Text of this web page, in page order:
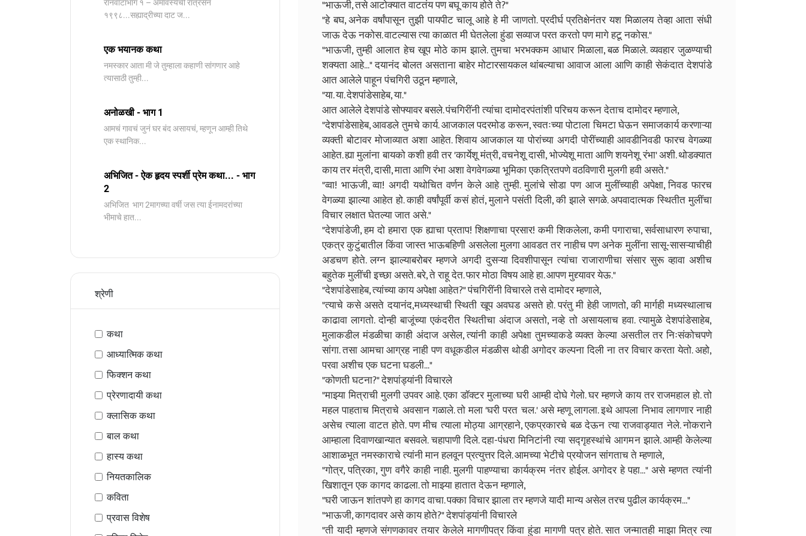
रानवाटाभाग १ – अमावस्येची रात्रसन
१९९८...सह्याद्रीच्या दाट ज...
एक भयानक कथा
नमस्कार आता मी जे तुम्हाला कहाणी सांगणार आहे
त्यासाठी तुम्ही...
अनोळखी - भाग 1
आमचं गावचं जुनं घर बंद असायचं, म्हणून आम्ही तिथे
एक स्थानिक...
अभिजित - ऐक हृदय स्पर्शी प्रेम कथा... - भाग
2
️अभिजित ️ भाग 2मागच्या वर्षी जस त्या ईनामदरांच्या
भीमाचे हात...
श्रेणी
कथा
आध्यात्मिक कथा
फिक्शन कथा
प्रेरणादायी कथा
क्लासिक कथा
बाल कथा
हास्य कथा
नियतकालिक
कविता
प्रवास विशेष
"भाऊजी, तसे आटोक्यात वाटतंय पण बघू काय होते ते?"
"हे बघ, अनेक वर्षांपासून तुझी पायपीट चालू आहे हे मी जाणतो. प्रदीर्घ प्रतिक्षेनंतर यश मिळालय तेव्हा आता संधी
जाऊ देऊ नकोस. वाटल्यास त्या काळात मी घेतलेला हुंडा सव्याज परत करतो पण मागे हटू नकोस."
"भाऊजी, तुम्ही आलात हेच खूप मोठे काम झाले. तुमचा भरभक्कम आधार मिळाला, बळ मिळाले. व्यवहार जुळण्याची
शक्यता आहे..." दयानंद बोलत असताना बाहेर मोटारसायकल थांबल्याचा आवाज आला आणि काही सेकंदात देशपांडे
आत आलेले पाहून पंचगिरी उठून म्हणाले,
"या. या. देशपांडेसाहेब, या."
आत आलेले देशपांडे सोफ्यावर बसले. पंचगिरींनी त्यांचा दामोदरपंतांशी परिचय करून देताच दामोदर म्हणाले,
"देशपांडेसाहेब, आवडले तुमचे कार्य. आजकाल पदरमोड करून, स्वतःच्या पोटाला चिमटा घेऊन समाजकार्य करणाऱ्या
व्यक्ती बोटावर मोजाव्यात अशा आहेत. शिवाय आजकाल या पोरांच्या अगदी पोरींच्याही आवडीनिवडी फारच वेगळ्या
आहेत. ह्या मुलांना बायको कशी हवी तर 'कार्येशू मंत्री, वचनेशू दासी, भोज्येशू माता आणि शयनेशू रंभा' अशी. थोडक्यात
काय तर मंत्री, दासी, माता आणि रंभा अशा वेगवेगळ्या भूमिका एकत्रितपणे वठविणारी मुलगी हवी असते."
"व्वा! भाऊजी, व्वा! अगदी यथोचित वर्णन केले आहे तुम्ही. मुलांचे सोडा पण आज मुलींच्याही अपेक्षा, निवड फारच
वेगळ्या झाल्या आहेत हो. काही वर्षांपूर्वी कसं होतं, मुलाने पसंती दिली, की झाले सगळे. अपवादात्मक स्थितीत मुलींचा
विचार लक्षात घेतल्या जात असे."
"देशपांडेजी, हम दो हमारा एक ह्याचा प्रताप! शिक्षणाचा प्रसार! कमी शिकलेला, कमी पगाराचा, सर्वसाधारण रुपाचा,
एकत्र कुटुंबातील किंवा जास्त भाऊबहिणी असलेला मुलगा आवडत तर नाहीच पण अनेक मुलींना सासू-सासऱ्याचीही
अडचण होते. लग्न झाल्याबरोबर म्हणजे अगदी दुसऱ्या दिवशीपासून त्यांचा राजाराणीचा संसार सुरू व्हावा अशीच
बहुतेक मुलींची इच्छा असते. बरे, ते राहू देत. फार मोठा विषय आहे हा. आपण मुद्द्यावर येऊ."
"देशपांडेसाहेब, त्यांच्या काय अपेक्षा आहेत?" पंचगिरींनी विचारले तसे दामोदर म्हणाले,
"त्याचे कसे असते दयानंद,मध्यस्थाची स्थिती खूप अवघड असते हो. परंतु मी हेही जाणतो, की मार्गही मध्यस्थालाच
काढावा लागतो. दोन्ही बाजूंच्या एकंदरीत स्थितीचा अंदाज असतो, नव्हे तो असायलाच हवा. त्यामुळे देशपांडेसाहेब,
मुलाकडील मंडळीचा काही अंदाज असेल, त्यांनी काही अपेक्षा तुमच्याकडे व्यक्त केल्या असतील तर निःसंकोचपणे
सांगा. तसा आमचा आग्रह नाही पण वधूकडील मंडळीस थोडी अगोदर कल्पना दिली ना तर विचार करता येतो. अहो,
परवा अशीच एक घटना घडली..."
"कोणती घटना?" देशपांड्यांनी विचारले
"माझ्या मित्राची मुलगी उपवर आहे. एका डॉक्टर मुलाच्या घरी आम्ही दोघे गेलो. घर म्हणजे काय तर राजमहाल हो. तो
महल पाहताच मित्राचे अवसान गळाले. तो मला 'घरी परत चल.' असे म्हणू लागला. इथे आपला निभाव लागणार नाही
असेच त्याला वाटत होते. पण मीच त्याला मोठ्या आग्रहाने, एकप्रकारचे बळ देऊन त्या राजवाड्यात नेले. नोकराने
आम्हाला दिवाणखान्यात बसवले. चहापाणी दिले. दहा-पंधरा मिनिटांनी त्या सद्गृहस्थांचे आगमन झाले. आम्ही केलेल्या
आशाळभूत नमस्काराचे त्यांनी मान हलवून प्रत्युत्तर दिले. आमच्या भेटीचे प्रयोजन सांगताच ते म्हणाले,
"गोत्र, पत्रिका, गुण वगैरे काही नाही. मुलगी पाहण्याचा कार्यक्रम नंतर होईल. अगोदर हे पहा..." असे म्हणत त्यांनी
खिशातून एक कागद काढला. तो माझ्या हातात देऊन म्हणाले,
"घरी जाऊन शांतपणे हा कागद वाचा. पक्का विचार झाला तर म्हणजे यादी मान्य असेल तरच पुढील कार्यक्रम..."
"भाऊजी, कागदावर असे काय होते?" देशपांड्यांनी विचारले
"ती यादी म्हणजे संगणकावर तयार केलेले मागणीपत्र किंवा हुंडा मागणी पत्र होते. सात जन्मातही माझा मित्र त्या